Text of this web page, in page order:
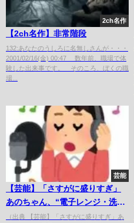
2ch名作
【2ch名作】非常階段
132:あなたのうしろに名無しさんが・・・
2001/02/16(金) 00:47 数年前、職場で体
験した出来事です。 そのころ、ぼくの職
場...
芸能
【芸能】「さすがに盛りすぎ」
あのちゃん、“電子レンジ・洗濯
機使えない”発言で炎上する...
（出典 【芸能】「さすがに盛りすぎ」あ